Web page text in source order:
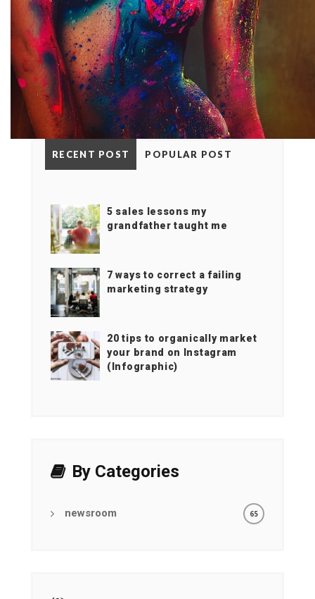
RECENT POST POPULAR POST
5 sales lessons my
grandfather taught me
7 ways to correct a failing
marketing strategy
20 tips to organically market
your brand on Instagram
(Infographic)
By Categories
newsroom 65